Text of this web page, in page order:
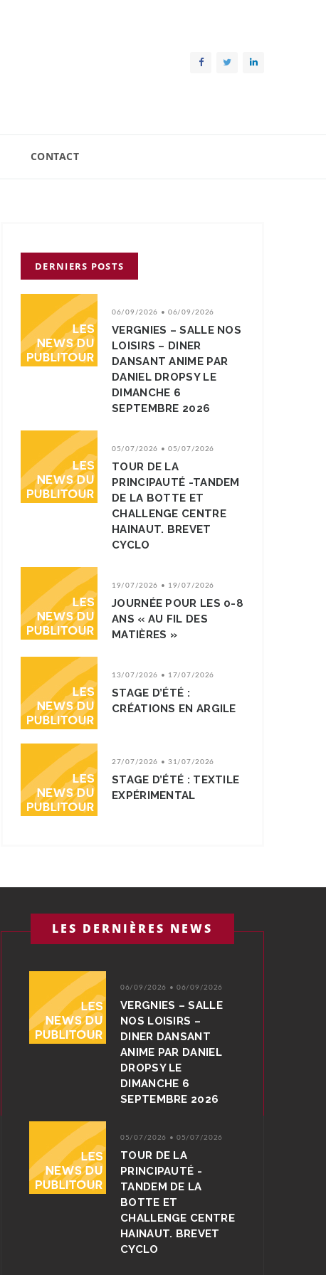
CONTACT
DERNIERS POSTS
06/09/2026 • 06/09/2026
VERGNIES – SALLE NOS
LOISIRS – DINER
DANSANT ANIME PAR
DANIEL DROPSY LE
DIMANCHE 6
SEPTEMBRE 2026
05/07/2026 • 05/07/2026
TOUR DE LA
PRINCIPAUTÉ -TANDEM
DE LA BOTTE ET
CHALLENGE CENTRE
HAINAUT. BREVET
CYCLO
19/07/2026 • 19/07/2026
JOURNÉE POUR LES 0-8
ANS « AU FIL DES
MATIÈRES »
13/07/2026 • 17/07/2026
STAGE D’ÉTÉ :
CRÉATIONS EN ARGILE
27/07/2026 • 31/07/2026
STAGE D’ÉTÉ : TEXTILE
EXPÉRIMENTAL
LES DERNIÈRES NEWS
06/09/2026 • 06/09/2026
VERGNIES – SALLE
NOS LOISIRS –
DINER DANSANT
ANIME PAR DANIEL
DROPSY LE
DIMANCHE 6
SEPTEMBRE 2026
05/07/2026 • 05/07/2026
TOUR DE LA
PRINCIPAUTÉ -
TANDEM DE LA
BOTTE ET
CHALLENGE CENTRE
HAINAUT. BREVET
CYCLO